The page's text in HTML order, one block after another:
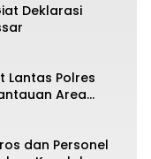
Deklarasi
Lantas Polres
Area
dan Personel